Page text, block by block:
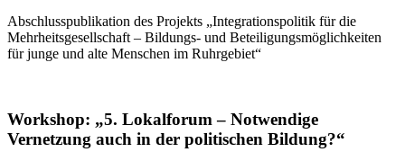
Abschlusspublikation des Projekts „Integrationspolitik für die
Mehrheitsgesellschaft – Bildungs- und Beteiligungsmöglichkeiten
für junge und alte Menschen im Ruhrgebiet“
Workshop: „5. Lokalforum – Notwendige
Vernetzung auch in der politischen Bildung?“